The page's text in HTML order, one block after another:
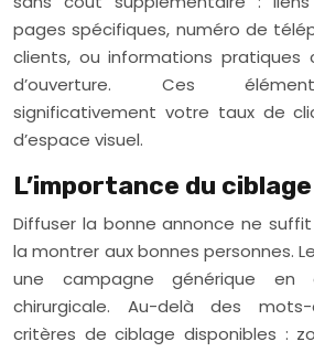
pages spécifiques, numéro de
clients, ou informations pratiques
d’ouverture. Ces
significativement votre taux de
d’espace visuel.
L’importance du ciblage
Diffuser la bonne annonce ne
la montrer aux bonnes personnes.
une campagne générique en
chirurgicale. Au-delà des
critères de ciblage disponibles :